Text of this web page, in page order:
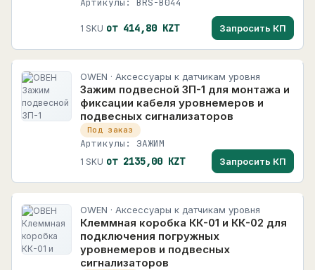
Артикулы: BRS-B044
1 SKU от 414,80 KZT Запросить КП
OWEN · Аксессуары к датчикам уровня
Зажим подвесной ЗП-1 для монтажа и
фиксации кабеля уровнемеров и
подвесных сигнализаторов
Под заказ
Артикулы: ЗАЖИМ
1 SKU от 2135,00 KZT Запросить КП
OWEN · Аксессуары к датчикам уровня
Клеммная коробка КК-01 и КК-02 для
подключения погружных
уровнемеров и подвесных
сигнализаторов